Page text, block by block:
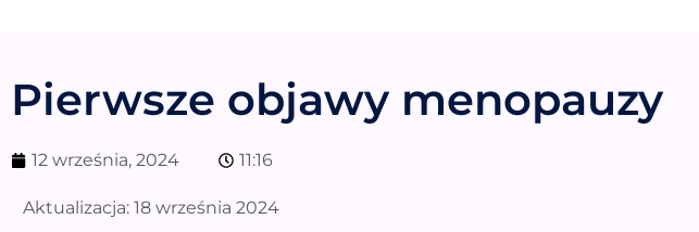
Pierwsze objawy menopauzy
12 września, 2024 11:16
Aktualizacja: 18 września 2024